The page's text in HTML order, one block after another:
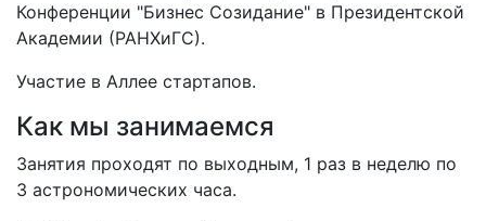
Конференции "Бизнес Созидание" в Президентской
Академии (РАНХиГС).
Участие в Аллее стартапов.
Как мы занимаемся
Занятия проходят по выходным, 1 раз в неделю по
3 астрономических часа.